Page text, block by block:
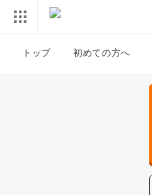
トップ 初めての方へ